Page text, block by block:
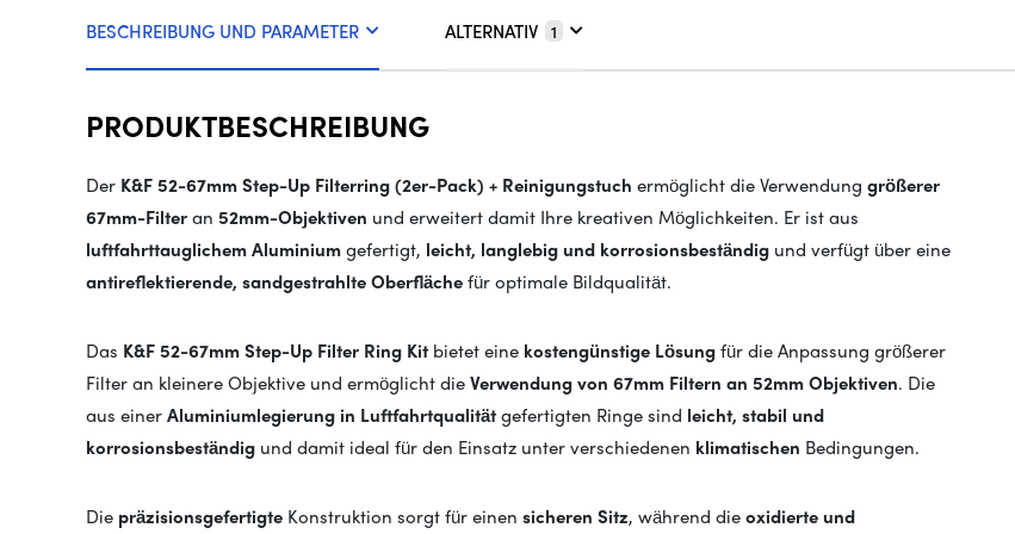
BESCHREIBUNG UND PARAMETER ALTERNATIV 1
PRODUKTBESCHREIBUNG
Der K&F 52-67mm Step-Up Filterring (2er-Pack) + Reinigungstuch ermöglicht die Verwendung größerer
67mm-Filteran 52mm-Objektiven und erweitert damit Ihre kreativen Möglichkeiten. Er ist aus
luftfahrttauglichem Aluminiumgefertigt, leicht, langlebig und korrosionsbeständig und verfügt über eine
antireflektierende, sandgestrahlte Oberflächefür optimale Bildqualität.
Das K&F 52-67mm Step-Up Filter Ring Kitbietet eine kostengünstige Lösungfür die Anpassung größerer
Filter an kleinere Objektive und ermöglicht dieVerwendung von 67mm Filtern an 52mm Objektiven. Die
aus einerAluminiumlegierung in Luftfahrtqualitätgefertigten Ringe sind leicht, stabil und
korrosionsbeständig und damit ideal für den Einsatz unter verschiedenen klimatischen Bedingungen.
Die präzisionsgefertigte Konstruktion sorgt für einen sicheren Sitz, während dieoxidierte und